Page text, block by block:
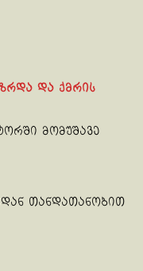
და ქმრის
მომუშავე
თანდათანობით